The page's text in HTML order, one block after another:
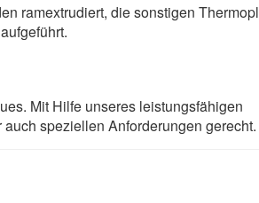
ramextrudiert, die sonstigen
Mit Hilfe unseres leistungs­fähigen
speziellen Anforderungen gerecht.